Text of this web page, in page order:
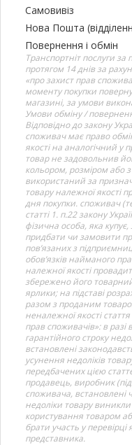
Самовивіз
Нова Пошта
Повернення і обмін
Транспортніт послуги
протягом 14 днів за
«про захист прав
моменту покупки
магазині, за умови
Умови обміну /
Відповідно до закону
споживач має право
якості на аналогічний у
товар не задовольнив
кольором, розміром або
використаний за
товару належної якості
дня покупки. споживач
статті 1. п.22 закону
фізична особа, яка
придбати чи замовити
пов’язаних з
обов’язків найманого
належної якості
збережено його
ярлики; на підставі
разом з проданим
неналежної якості
прав споживачів»: в
гарантійного строку
встановлені
усунення недоліків
передбачених цією
продавець, виробник
споживача, встановлені
недоліки товару
користування товаром
брати участь у перевірці
представника.